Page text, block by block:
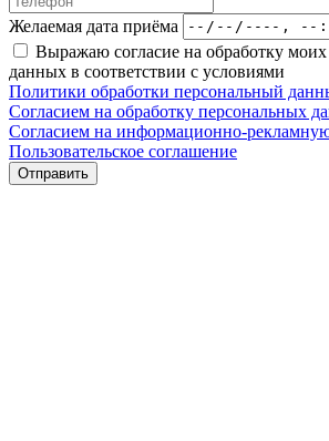
Желаемая дата приёма
Выражаю согласие на обработку
данных в соответствии с условиями
Политики обработки персональный
Согласием на обработку персональных
Согласием на информационно-
Пользовательское соглашение
Отправить